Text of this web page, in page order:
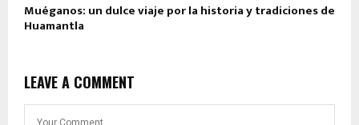
Muéganos: un dulce viaje por la historia y tradiciones de
Huamantla
LEAVE A COMMENT